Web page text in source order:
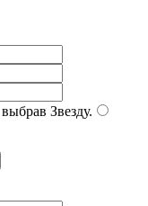
Звезду.